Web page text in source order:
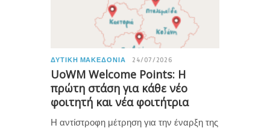
ΔΥΤΙΚΉ ΜΑΚΕΔΟΝΊΑ 24/07/2026
UoWM Welcome Points: Η
πρώτη στάση για κάθε νέο
φοιτητή και νέα φοιτήτρια
Η αντίστροφη μέτρηση για την έναρξη της